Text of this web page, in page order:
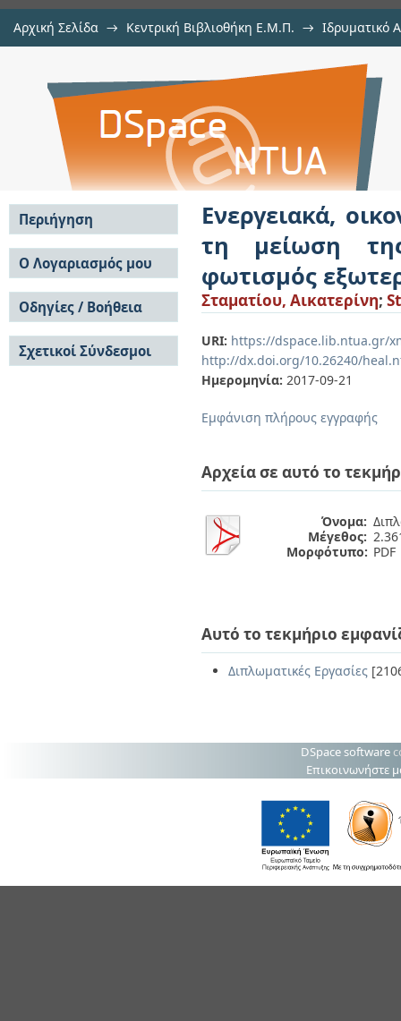
Αρχική Σελίδα → Κεντρική Βιβλιοθήκη Ε.Μ.Π. → Ιδρυματικό
Ενεργειακά, οικονομικά και
φωτεινής ρύπανσης προκαλεί ο
Ενεργειακά,
τη μείωση
φωτισμός
Σταματίου, Αικατερίνη;
URI: https://dspace.lib.ntua.gr/
http://dx.doi.org/10.26240/
Ημερομηνία: 2017-09-21
Εμφάνιση πλήρους εγγραφής
Αρχεία σε αυτό το
Όνομα:
Μέγεθος:
Μορφότυπο: PDF
Αυτό το τεκμήριο
Διπλωματικές Εργασίες
Περιήγηση
Σε όλο το DSpace
Κοινότητες & Συλλογές
Ανά Ημερομηνία
Έκδοσης
Συγγραφείς
Τίτλοι
Θέματα
Ο Λογαριασμός μου
Σύνδεση
Εγγραφή
Οδηγίες / Βοήθεια
Οδηγίες Υποβολής
Οδηγίες Χρήσης ΙΑ
Συχνές Ερωτήσεις
Σχετικοί Σύνδεσμοι
DSpace software
Επικοινωνήστε